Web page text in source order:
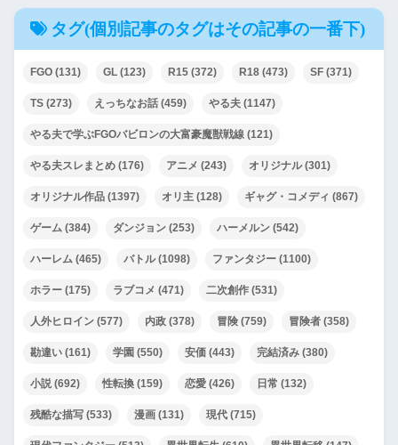
タグ(個別記事のタグはその記事の一番下)
FGO (131) GL (123) R15 (372) R18 (473) SF (371)
TS (273) えっちなお話 (459) やる夫 (1147)
やる夫で学ぶFGOバビロンの大富豪魔獣戦線 (121)
やる夫スレまとめ (176) アニメ (243) オリジナル(301)
オリジナル作品 (1397) オリ主 (128) ギャグ・コメディ (867)
ゲーム (384) ダンジョン (253) ハーメルン (542)
ハーレム (465) バトル(1098) ファンタジー (1100)
ホラー (175) ラブコメ (471) 二次創作 (531)
人外ヒロイン (577) 内政 (378) 冒険 (759) 冒険者 (358)
勘違い (161) 学園 (550) 安価 (443) 完結済み (380)
小説(692) 性転換 (159) 恋愛 (426) 日常 (132)
残酷な描写 (533) 漫画 (131) 現代 (715)